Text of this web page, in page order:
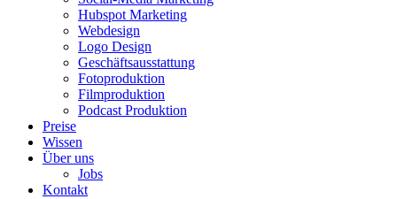
Hubspot Marketing
Webdesign
Logo Design
Geschäftsausstattung
Fotoproduktion
Filmproduktion
Podcast Produktion
Preise
Wissen
Über uns
Jobs
Kontakt